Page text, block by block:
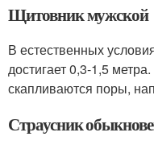
Щитовник мужской
В естественных
достигает 0,3-1,5
скапливаются поры,
Страусник